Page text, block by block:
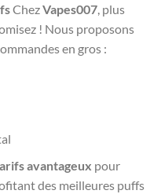
ChezVapes007 , plus
! Nous proposons
en gros :
avantageux pour
des meilleures puffs